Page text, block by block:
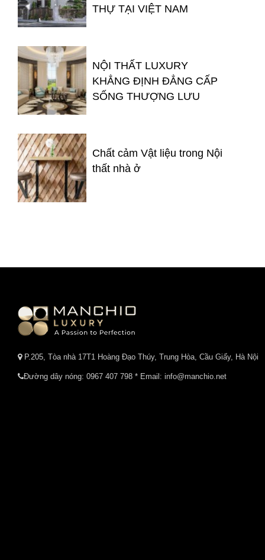
THỰ TẠI VIỆT NAM
NỘI THẤT LUXURY
KHẲNG ĐỊNH ĐẲNG CẤP
SỐNG THƯỢNG LƯU
Chất cảm Vật liệu trong Nội
thất nhà ở
P.205, Tòa nhà 17T1 Hoàng Đạo Thúy, Trung Hòa, Cầu Giấy, Hà Nội
Đường dây nóng: 0967 407 798 * Email: info@manchio.net